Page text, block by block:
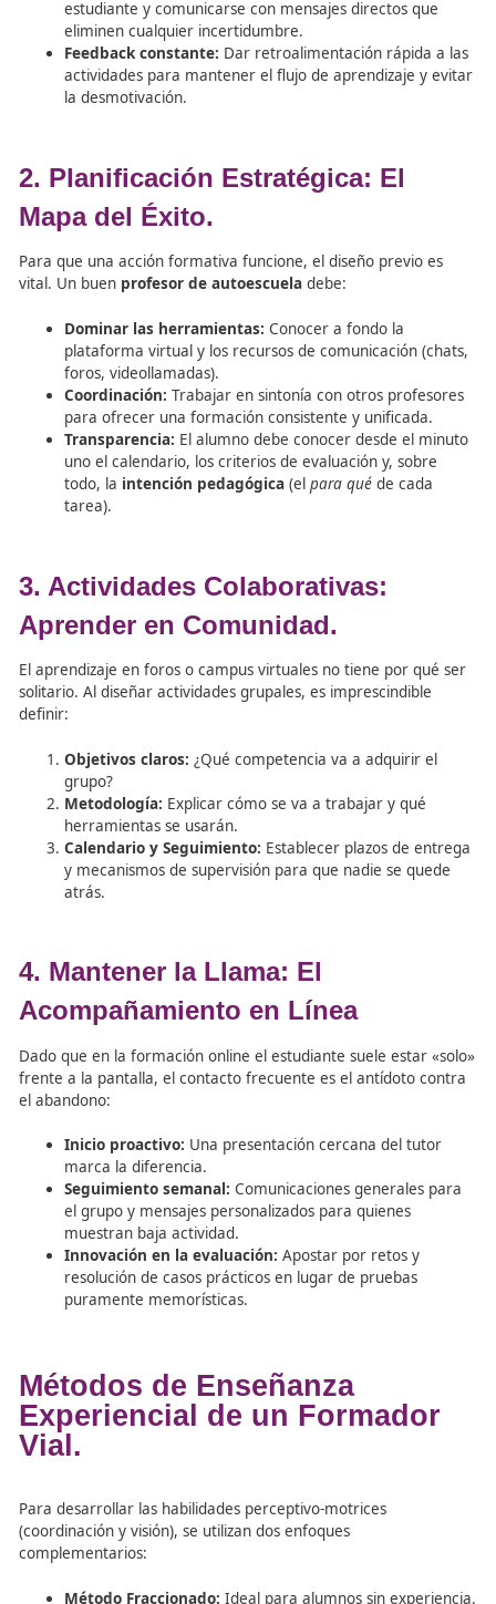
Ya no basta con ser un experto en la materia; el
moderno debe ser undinamizador. Sus funciones
incluyen:
«tomar el pulso» del curso constantemente para
y orientar.
Empatía y Claridad:
estudiante y comunicarse con mensajes directos
eliminen cualquier incertidumbre.
actividades para mantener el flujo de
la desmotivación.
2. Planificación Estratégica: El
Mapa del Éxito.
vital. Un buenprofesor de autoescueladebe:
Dominar las herramientas:Conocer a fondo la
plataforma virtual y los recursos de comunicación
foros, videollamadas).
Transparencia:El alumno debe conocer desde el
uno el calendario, los criterios de evaluación y,
todo, laintención pedagógica (elpara qué
tarea).
Aprender en Comunidad.
solitario. Al diseñar actividades grupales, es
definir:
Objetivos claros: ¿Qué competencia va a
grupo?
Metodología:Explicar cómo se va a trabajar y
herramientas se usarán.
Calendario y Seguimiento:Establecer plazos de
y mecanismos de supervisión para que nadie se
atrás.
4. Mantener la Llama: El
Acompañamiento en Línea
Dado que en la formación online el estudiante suele
frente a la pantalla, el contacto frecuente es el
el abandono: